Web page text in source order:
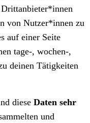
von Nutzer*innen zu
auf einer Seite
tage-, wochen-,
deinen Tätigkeiten
diese Daten sehr
und